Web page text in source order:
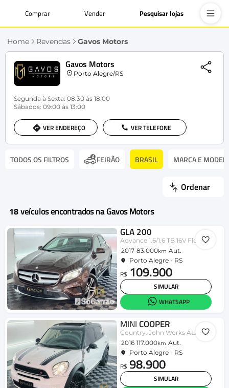
Comprar Vender Pesquisar lojas
Home Revendas Gavos Motors
Gavos Motors
Porto Alegre/RS
Segunda à Sexta: 08:30 às 18:00
Sábados: 09:00 às 13:00
VER ENDEREÇO VER TELEFONE
TODOS OS FILTROS FEIRÃO BRASIL MARCA E
Ordenar
18veículos encontrados na Gavos Motors
GLA 200
Advance 1.6/1.6 TB 16V Flex Aut.
2017 83.000km Aut.
Porto Alegre - RS
R$ 109.900
SIMULAR
WHATSAPP
MINI COOPER
Country. John Works ALL4 1.6 Aut.
2016 117.000km Aut.
Porto Alegre - RS
R$ 98.900
SIMULAR